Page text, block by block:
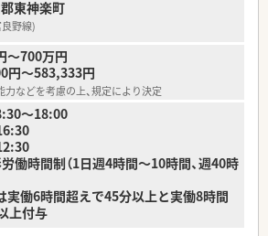
東神楽町
野線)
～700万円
円～583,333円
力などを考慮の上、規定により決定
～18:00
働時間制（1日週4時間～10時間、週40時
働6時間超えで45分以上と実働8時間
上付与